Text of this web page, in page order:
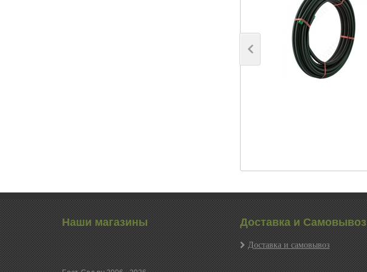
Наши магазины Доставка и Самовывоз
Доставка и самовывоз